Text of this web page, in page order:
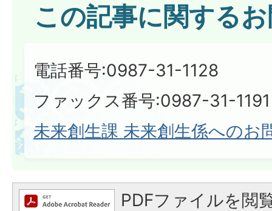
この記事に関する
電話番号:0987-31-1128
ファックス番号:0987-31-1191
未来創生課 未来創生係へのお
PDFファイルを閲